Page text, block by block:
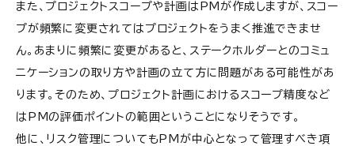
また、プロジェクトスコープや計画はPMが作成しますが、スコー
プが頻繁に変更されてはプロジェクトをうまく推進できませ
ん。あまりに頻繁に変更があると、ステークホルダーとのコミュ
ニケーションの取り方や計画の立て方に問題がある可能性があ
ります。そのため、プロジェクト計画におけるスコープ精度など
はPMの評価ポイントの範囲ということになりそうです。
他に、リスク管理についてもPMが中心となって管理すべき項